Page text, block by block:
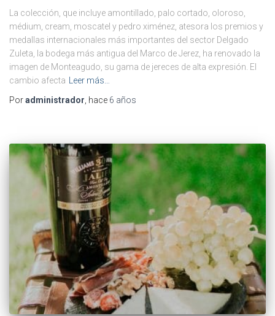
La colección, que incluye amontillado, palo cortado, oloroso,
médium, cream, moscatel y pedro ximénez, atesora los premios y
medallas internacionales más importantes del sector Delgado
Zuleta, la bodega más antigua del Marco de Jerez, ha renovado la
imagen de Monteagudo, su gama de jereces de alta expresión. El
cambio afecta
Leer más…
Poradministrador , hace 6 años